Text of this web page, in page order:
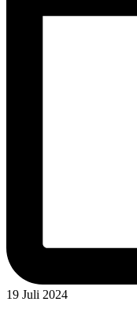
19 Juli 2024